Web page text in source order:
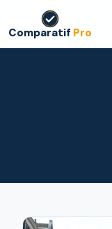
Comparatif Pro